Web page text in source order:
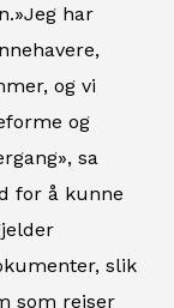
har
og vi
og
sa
for å kunne
slik
som reiser